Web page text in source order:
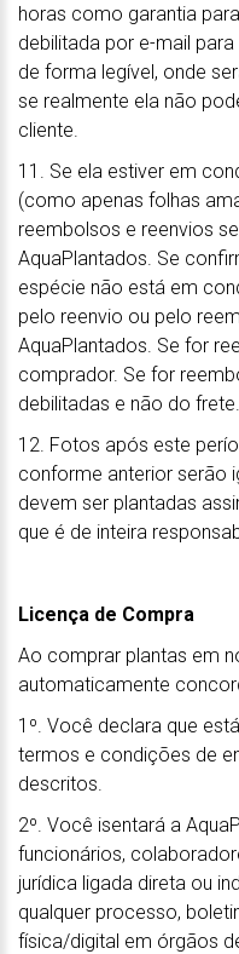
horas como garantia
debilitada por e-mail
de forma legível, onde
se realmente ela não
cliente.
11. Se ela estiver em
(como apenas folhas
reembolsos e reenvios
AquaPlantados. Se
espécie não está em
pelo reenvio ou pelo
AquaPlantados. Se for
comprador. Se for
debilitadas e não do frete.
12. Fotos após este
conforme anterior serão
devem ser plantadas
que é de inteira
Licença de Compra
Ao comprar plantas em
automaticamente
1º. Você declara que
termos e condições de
descritos.
2º. Você isentará a
funcionários,
jurídica ligada direta ou
qualquer processo,
física/digital em órgãos